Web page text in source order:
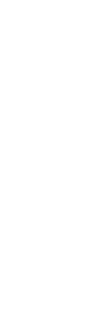
and to offer